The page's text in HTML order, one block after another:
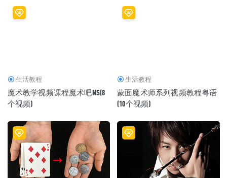
生活教程
魔术教学视频课程魔术吧NS(8
个视频)
生活教程
蒙面魔术师系列视频教程粤语
(10个视频)